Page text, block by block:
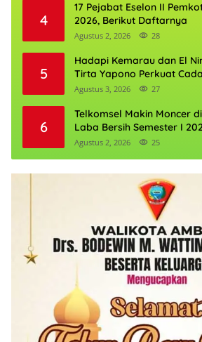
4
17 Pejabat Eselon II
2026, Berikut Daftarnya
Agustus 2, 2026 28
5
Hadapi Kemarau dan El
Tirta Yapono Perkuat
Agustus 3, 2026 27
6
Telkomsel Makin Moncer
Laba Bersih Semester I
Triliun
Agustus 2, 2026 25